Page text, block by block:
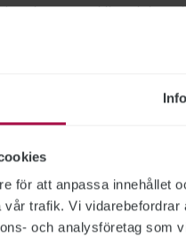
för att anpassa innehållet
trafik. Vi
och analysföretag som
ska vara saklig och
ST, och utformas
Försäkringskassan